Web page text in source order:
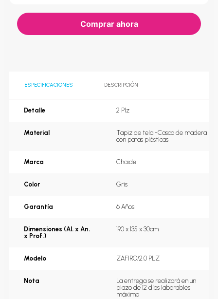
Comprar ahora
ESPECIFICACIONES DESCRIPCIÓN
Detalle 2 Plz
Material
Tapiz de tela -Casco de madera
con patas plásticas
Marca Chaide
Color Gris
Garantía 6 Años
Dimensiones (Al. x An.
x Prof.)
190 x 135 x 30cm
Modelo ZAFIRO/2.0 PLZ
Nota
La entrega se realizará en un
plazo de 12 días laborables
máximo